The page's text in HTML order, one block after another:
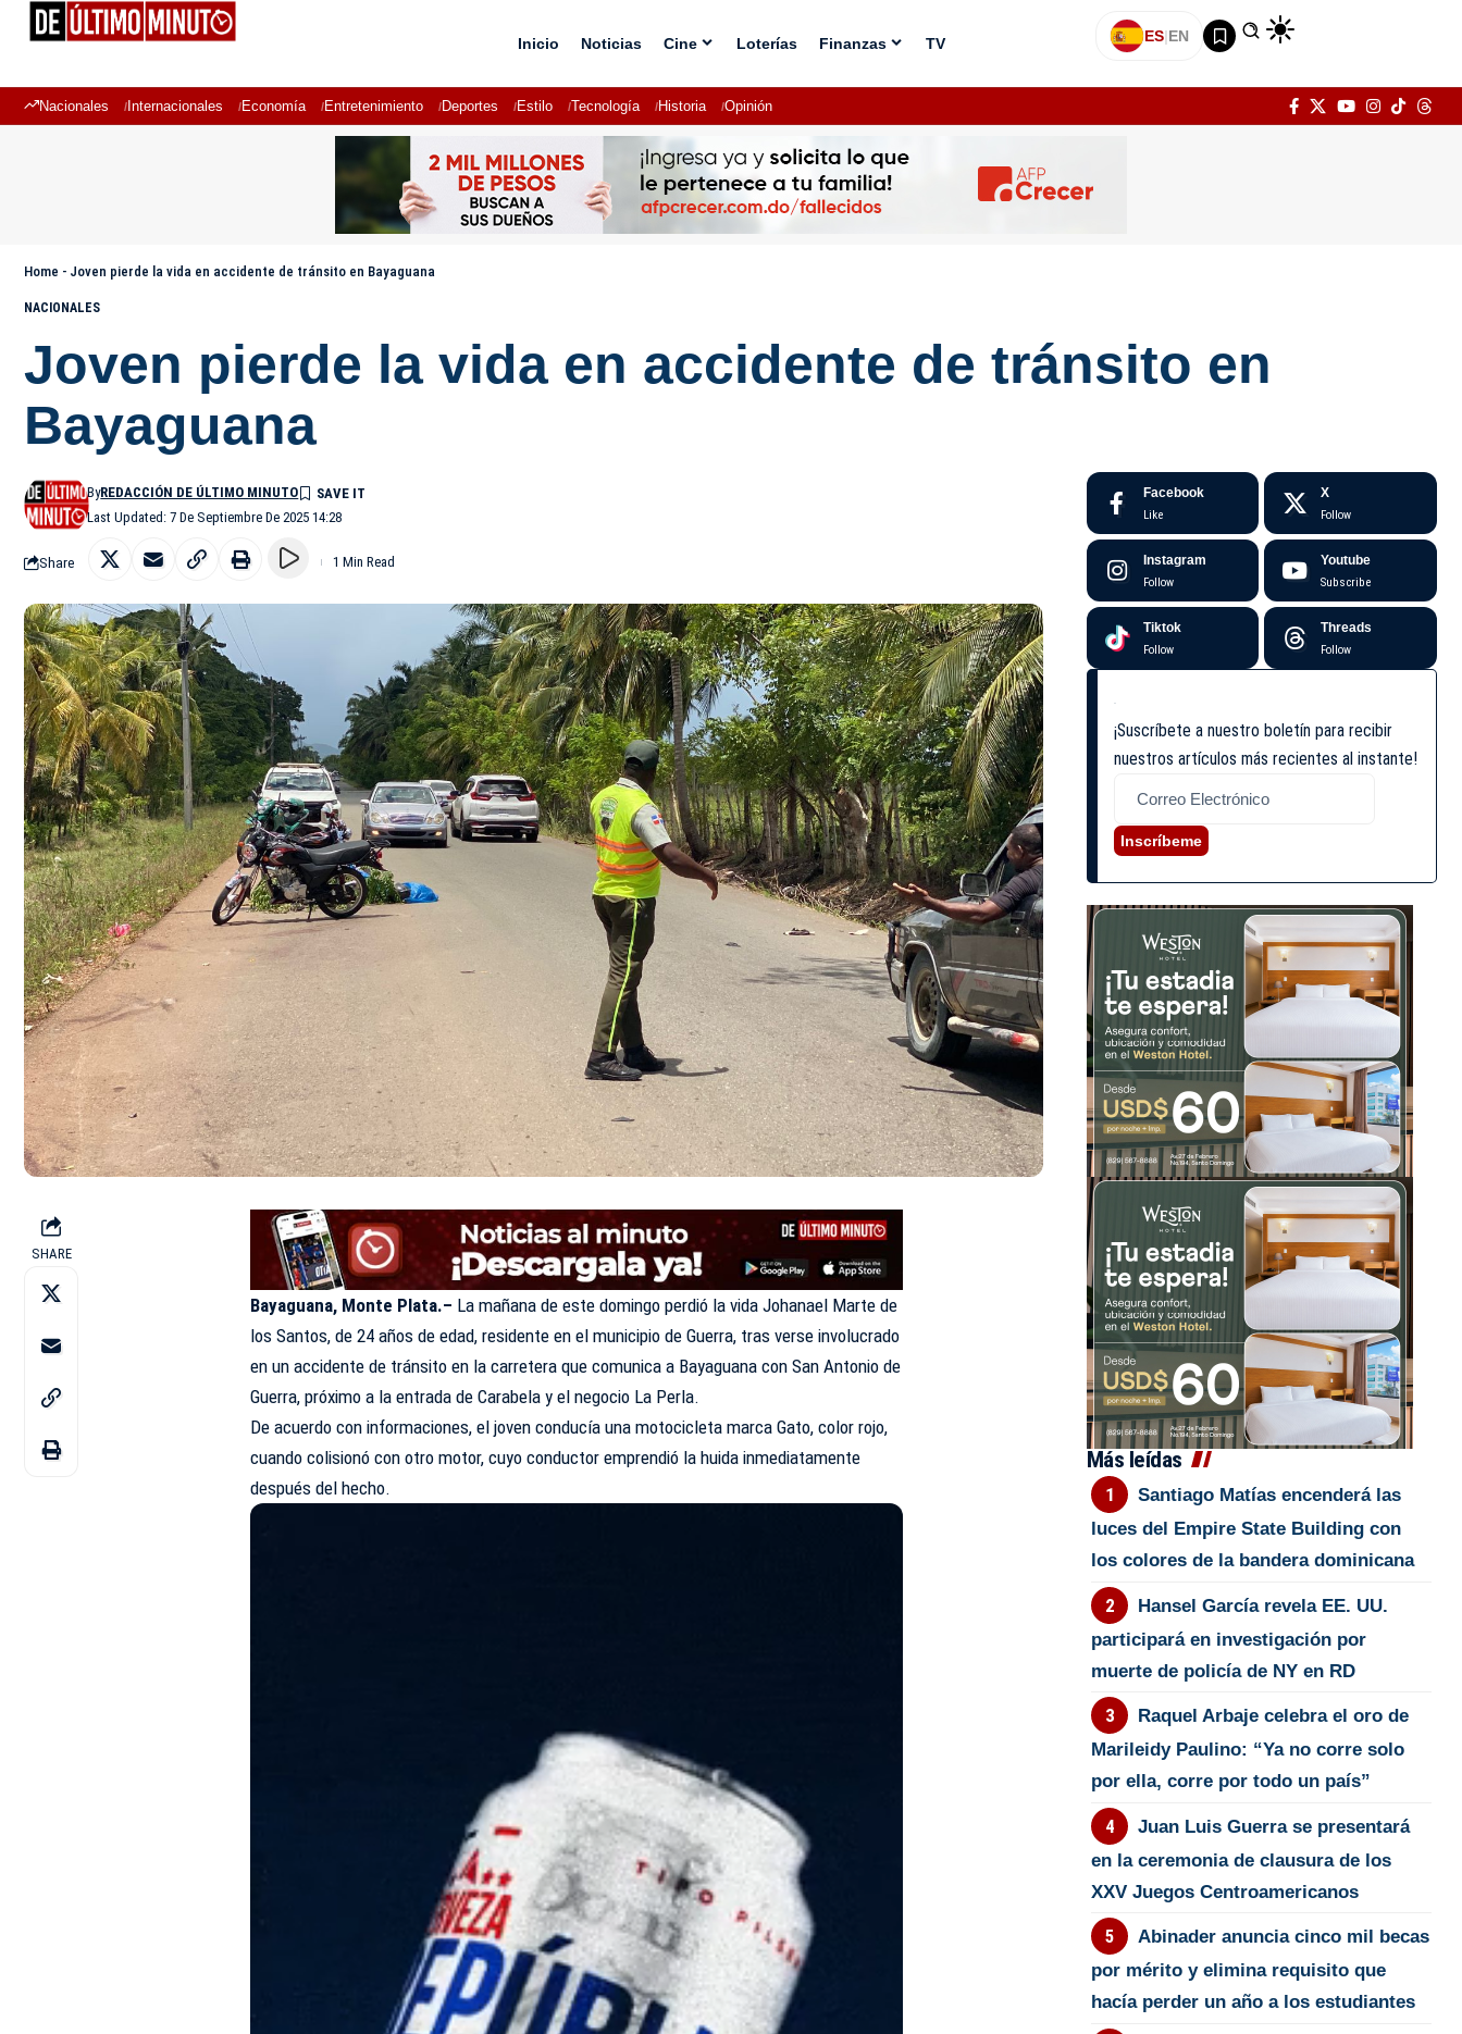
Inicio Noticias Cine Loterías Finanzas TV ES|EN
Nacionales Internacionales Economía Entretenimiento Deportes Estilo Tecnología Historia Opinión
Home - Joven pierde la vida en accidente de tránsito en Bayaguana
NACIONALES
Joven pierde la vida en accidente de tránsito en
Bayaguana
Last Updated: 7 De Septiembre De 2025 14:28
ByREDACCIÓN DE ÚLTIMO MINUTO
Share 1 Min Read
SHARE
Bayaguana, Monte Plata.– La mañana de este domingo perdió la vida Johanael Marte de
los Santos, de 24 años de edad, residente en el municipio de Guerra, tras verse involucrado
en un accidente de tránsito en la carretera que comunica a Bayaguana con San Antonio de
Guerra, próximo a la entrada de Carabela y el negocio La Perla.
De acuerdo con informaciones, el joven conducía una motocicleta marca Gato, color rojo,
cuando colisionó con otro motor, cuyo conductor emprendió la huida inmediatamente
después del hecho.
Facebook
Like
X
Follow
Instagram
Follow
Youtube
Subscribe
Tiktok
Follow
Threads
Follow
¡Suscríbete a nuestro boletín para recibir
nuestros artículos más recientes al instante!
Inscríbeme
Más leídas
Santiago Matías encenderá las
luces del Empire State Building con
los colores de la bandera dominicana
Hansel García revela EE. UU.
participará en investigación por
muerte de policía de NY en RD
Raquel Arbaje celebra el oro de
Marileidy Paulino: “Ya no corre solo
por ella, corre por todo un país”
Juan Luis Guerra se presentará
en la ceremonia de clausura de los
XXV Juegos Centroamericanos
Abinader anuncia cinco mil becas
por mérito y elimina requisito que
hacía perder un año a los estudiantes